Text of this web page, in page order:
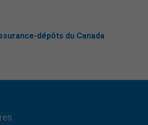
dépôts du Canada